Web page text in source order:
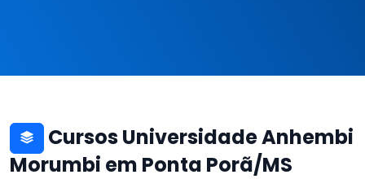
Cursos Universidade Anhembi
Morumbi em Ponta Porã/MS